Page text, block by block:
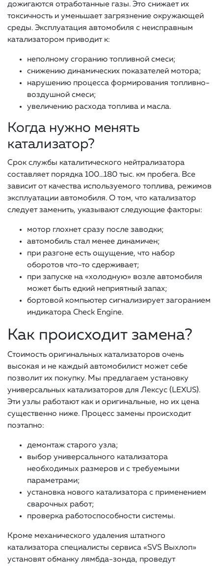
дожигаются отработанные газы. Это снижает их
токсичность и уменьшает загрязнение окружающей
среды. Эксплуатация автомобиля с неисправным
катализатором приводит к:
неполному сгоранию топливной смеси;
снижению динамических показателей мотора;
нарушению процесса формирования топливно-
воздушной смеси;
увеличению расхода топлива и масла.
Когда нужно менять
катализатор?
Срок службы каталитического нейтрализатора
составляет порядка 100…180 тыс. км пробега. Все
зависит от качества используемого топлива, режимов
эксплуатации автомобиля. О том, что катализатор
следует заменить, указывают следующие факторы:
мотор глохнет сразу после заводки;
автомобиль стал менее динамичен;
при разгоне есть ощущение, что набор
оборотов что-то сдерживает;
при запуске на «холодную» возле автомобиля
может быть едкий неприятный запах;
бортовой компьютер сигнализирует загоранием
индикатора Check Engine.
Как происходит замена?
Стоимость оригинальных катализаторов очень
высокая и не каждый автомобилист может себе
позволит их покупку. Мы предлагаем установку
универсальных катализаторов для Лексус (LEXUS).
Эти узлы работают как и оригинальные, но их цена
существенно ниже. Процесс замены происходит
поэтапно:
демонтаж старого узла;
выбор универсального катализатора
необходимых размеров и с требуемыми
параметрами;
установка нового катализатора с применением
сварочных работ;
проверка работоспособности системы.
Кроме механического удаления штатного
катализатора специалисты сервиса «SVS Выхлоп»
установят обманку лямбда-зонда, проведут